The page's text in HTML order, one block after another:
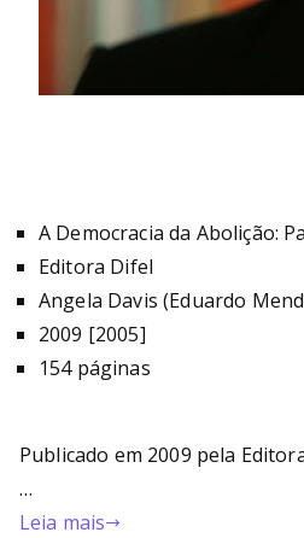
A Democracia da Abolição:
Editora Difel
Angela Davis (Eduardo
2009 [2005]
154 páginas
Publicado em 2009 pela
…
Leia mais